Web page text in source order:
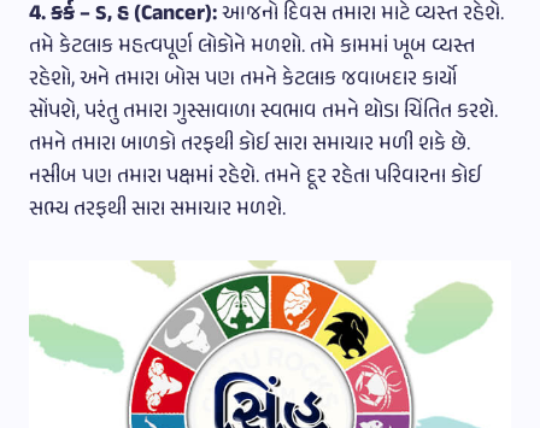
4. કર્ક – ડ, હ (Cancer):આજનો દિવસ તમારા માટે વ્યસ્ત રહેશે.
તમે કેટલાક મહત્વપૂર્ણ લોકોને મળશો. તમે કામમાં ખૂબ વ્યસ્ત
રહેશો, અને તમારા બોસ પણ તમને કેટલાક જવાબદાર કાર્યો
સોંપશે, પરંતુ તમારા ગુસ્સાવાળા સ્વભાવ તમને થોડા ચિંતિત કરશે.
તમને તમારા બાળકો તરફથી કોઈ સારા સમાચાર મળી શકે છે.
નસીબ પણ તમારા પક્ષમાં રહેશે. તમને દૂર રહેતા પરિવારના કોઈ
સભ્ય તરફથી સારા સમાચાર મળશે.